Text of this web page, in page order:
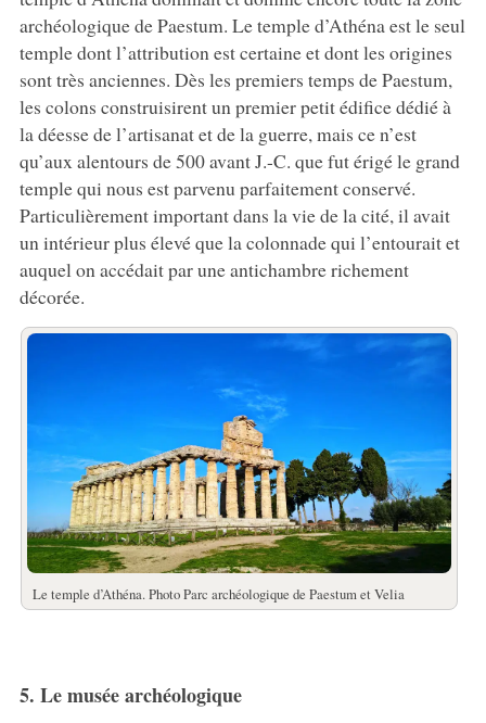
archéologique de Paestum. Le temple d’Athéna est le seul
temple dont l’attribution est certaine et dont les origines
sont très anciennes. Dès les premiers temps de Paestum,
les colons construisirent un premier petit édifice dédié à
la déesse de l’artisanat et de la guerre, mais ce n’est
qu’aux alentours de 500 avant J.-C. que fut érigé le grand
temple qui nous est parvenu parfaitement conservé.
Particulièrement important dans la vie de la cité, il avait
un intérieur plus élevé que la colonnade qui l’entourait et
auquel on accédait par une antichambre richement
décorée.
Le temple d’Athéna. Photo Parc archéologique de Paestum et Velia
5. Le musée archéologique